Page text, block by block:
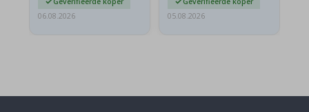
06.08.2026
05.08.2026